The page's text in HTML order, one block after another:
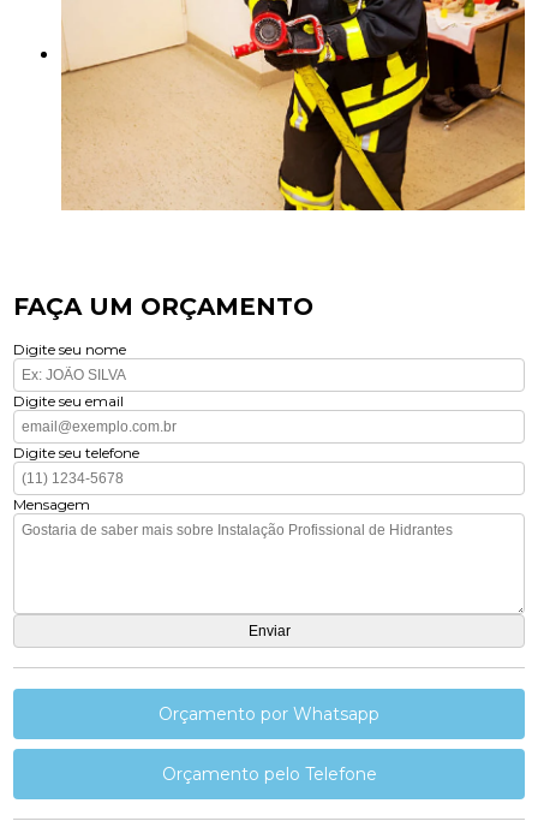
FAÇA UM ORÇAMENTO
Digite seu nome
Digite seu email
Digite seu telefone
Mensagem
Orçamento por Whatsapp
Orçamento pelo Telefone